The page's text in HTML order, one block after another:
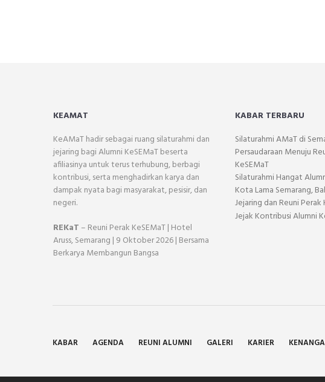
KEAMAT
KeAMaT hadir sebagai ruang silaturahmi dan
jejaring bagi Alumni KeSEMaT beserta
afiliasinya untuk terus terhubung, berbagi
kontribusi, serta menghadirkan karya dan
dampak nyata bagi masyarakat, pesisir, dan
negeri.
REKaT – Reuni Perak KeSEMaT | Hotel
Aruss, Semarang | 9 Oktober 2026 | Bersama
Berkarya Membangun Bangsa
KABAR TERBARU
Silaturahmi AMaT di
Persaudaraan Menuju
KeSEMaT
Silaturahmi Hangat
Kota Lama Semarang,
Jejaring dan Reuni Perak
Jejak Kontribusi Alumni
KABAR AGENDA REUNI ALUMNI GALERI KARIER